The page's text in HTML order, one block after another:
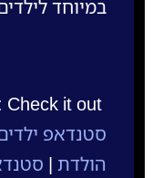
במיוחד
סטנדאפ
הולדת |